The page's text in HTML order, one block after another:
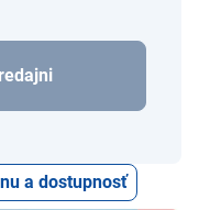
a dostupnosť